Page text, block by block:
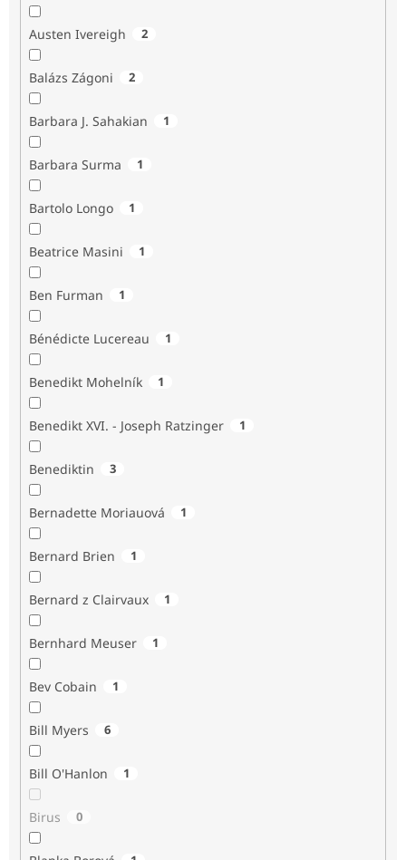
Austen Ivereigh 2
Balázs Zágoni 2
Barbara J. Sahakian 1
Barbara Surma 1
Bartolo Longo 1
Beatrice Masini 1
Ben Furman 1
Bénédicte Lucereau 1
Benedikt Mohelník 1
Benedikt XVI. - Joseph Ratzinger 1
Benediktin 3
Bernadette Moriauová 1
Bernard Brien 1
Bernard z Clairvaux 1
Bernhard Meuser 1
Bev Cobain 1
Bill Myers 6
Bill O'Hanlon 1
Birus 0